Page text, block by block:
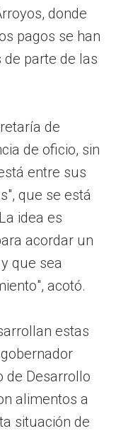
donde
pagos se han
parte de las
de
de oficio, sin
entre sus
que se está
idea es
acordar un
que sea
acotó.
estas
de Desarrollo
alimentos a
situación de